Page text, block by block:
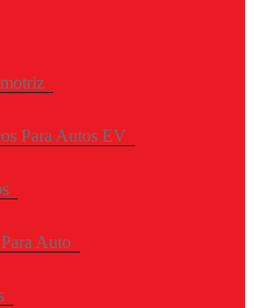
Para Autos EV
Auto